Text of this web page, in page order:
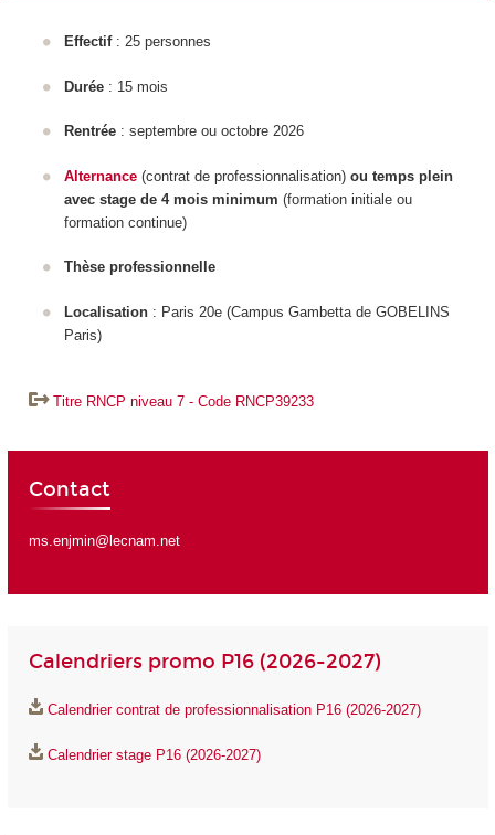
Effectif : 25 personnes
Durée : 15 mois
Rentrée : septembre ou octobre 2026
Alternance (contrat de professionnalisation) ou temps plein
avec stage de 4 mois minimum (formation initiale ou
formation continue)
Thèse professionnelle
Localisation : Paris 20e (Campus Gambetta de GOBELINS
Paris)
Titre RNCP niveau 7 - Code RNCP39233
Contact
ms.enjmin@lecnam.net
Calendriers promo P16 (2026-2027)
Calendrier contrat de professionnalisation P16 (2026-2027)
Calendrier stage P16 (2026-2027)